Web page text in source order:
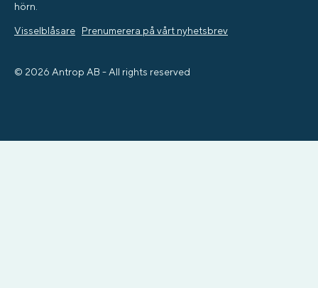
hörn.
Visselblåsare Prenumerera på vårt nyhetsbrev
© 2026 Antrop AB - All rights reserved